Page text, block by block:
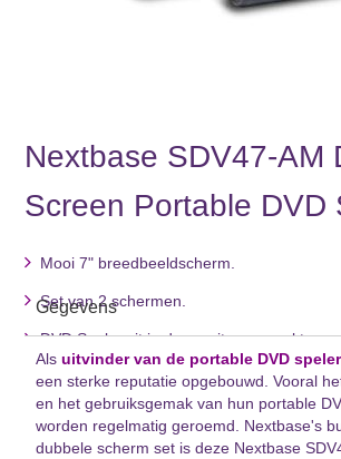
Ga
naar
begin
de
afbeeldingen-
gallerij
Nextbase SDV47-AM
Screen Portable DVD
Mooi 7" breedbeeldscherm.
Set van 2 schermen.
DVD Speler zit in de monitor verwerkt.
Gegevens
Als uitvinder van de portable DVD speler
een sterke reputatie opgebouwd. Vooral
en het gebruiksgemak van hun portable
worden regelmatig geroemd. Nextbase's
dubbele scherm set is deze Nextbase